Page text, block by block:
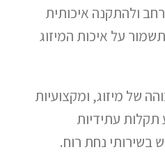
ולהתקנה איכותית
על איכות המיזוג
של מיזוג, ומקצועיות
עתידיות
בשירותי נחת רוח.